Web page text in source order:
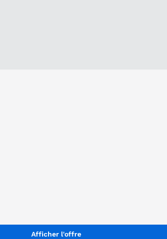
Afficher l'offre